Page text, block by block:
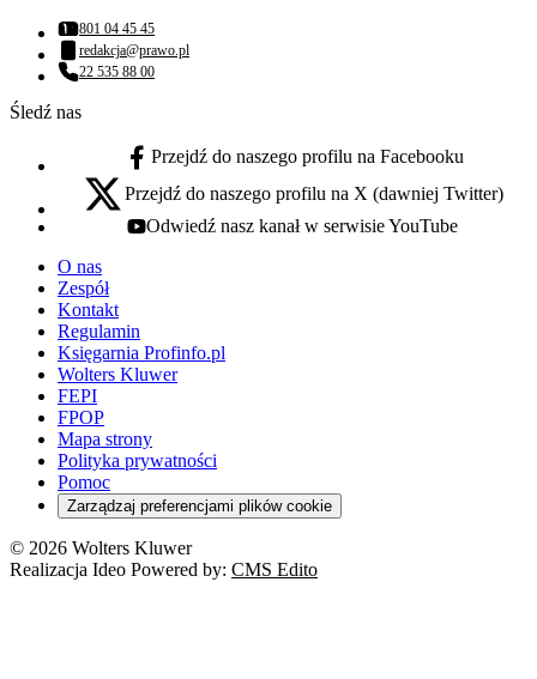
Numer telefonu:
801 04 45 45
Adres email:
redakcja@prawo.pl
Numer telefonu:
22 535 88 00
Śledź nas
facebook - otwiera się w nowej karcie
Przejdź do naszego profilu na Facebooku
x - otwiera się w nowej karcie
Przejdź do naszego profilu na X (dawniej Twitter)
youtube - otwiera się w nowej karcie
Odwiedź nasz kanał w serwisie YouTube
O nas
Zespół
Kontakt
Regulamin
Księgarnia Profinfo.pl
Wolters Kluwer
FEPI
FPOP
Mapa strony
Polityka prywatności
Pomoc
Zarządzaj preferencjami plików cookie
© 2026 Wolters Kluwer
Realizacja Ideo Powered by: CMS Edito